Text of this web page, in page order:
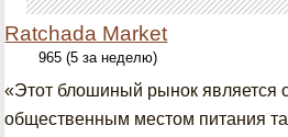
Ratchada Market
965 (5 за неделю)
«Этот блошиный рынок является
общественным местом питания